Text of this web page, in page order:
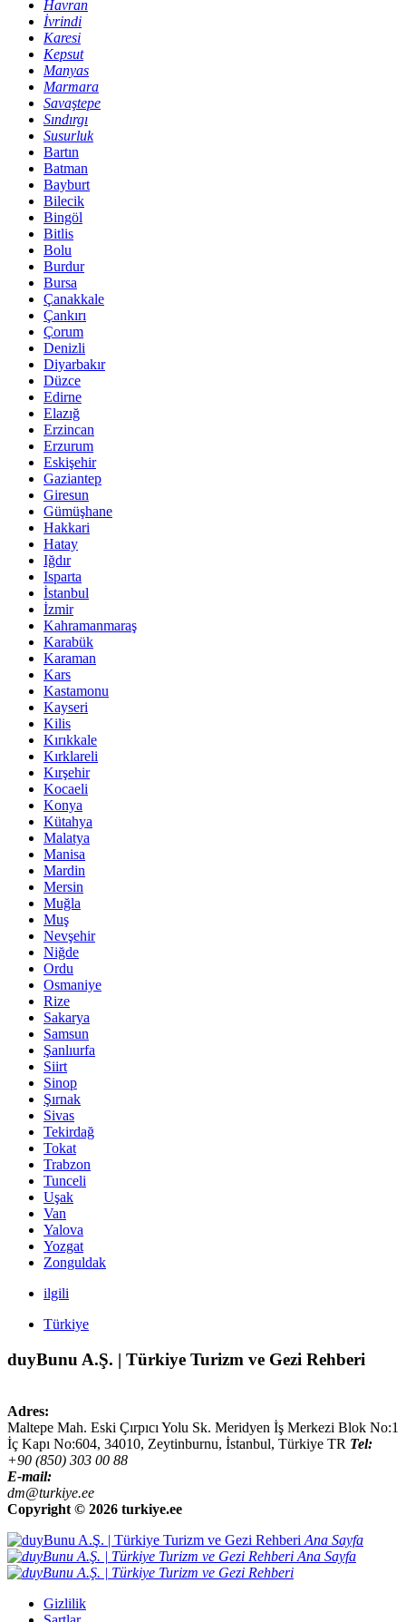
Havran
İvrindi
Karesi
Kepsut
Manyas
Marmara
Savaştepe
Sındırgı
Susurluk
Bartın
Batman
Bayburt
Bilecik
Bingöl
Bitlis
Bolu
Burdur
Bursa
Çanakkale
Çankırı
Çorum
Denizli
Diyarbakır
Düzce
Edirne
Elazığ
Erzincan
Erzurum
Eskişehir
Gaziantep
Giresun
Gümüşhane
Hakkari
Hatay
Iğdır
Isparta
İstanbul
İzmir
Kahramanmaraş
Karabük
Karaman
Kars
Kastamonu
Kayseri
Kilis
Kırıkkale
Kırklareli
Kırşehir
Kocaeli
Konya
Kütahya
Malatya
Manisa
Mardin
Mersin
Muğla
Muş
Nevşehir
Niğde
Ordu
Osmaniye
Rize
Sakarya
Samsun
Şanlıurfa
Siirt
Sinop
Şırnak
Sivas
Tekirdağ
Tokat
Trabzon
Tunceli
Uşak
Van
Yalova
Yozgat
Zonguldak
ilgili
Türkiye
duyBunu A.Ş. | Türkiye Turizm ve Gezi Rehberi
Adres:
Maltepe Mah. Eski Çırpıcı Yolu Sk. Meridyen İş Merkezi Blok No:1
İç Kapı No:604, 34010, Zeytinburnu, İstanbul, Türkiye TR Tel:
+90 (850) 303 00 88
E-mail:
dm@turkiye.ee
Copyright © 2026 turkiye.ee
Ana Sayfa
Ana Sayfa
Gizlilik